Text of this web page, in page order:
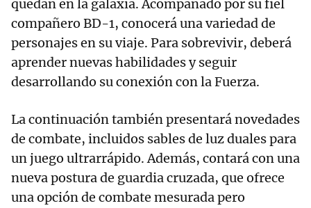
quedan en la galaxia. Acompañado por su fiel
compañero BD-1, conocerá una variedad de
personajes en su viaje. Para sobrevivir, deberá
aprender nuevas habilidades y seguir
desarrollando su conexión con la Fuerza.
La continuación también presentará novedades
de combate, incluidos sables de luz duales para
un juego ultrarrápido. Además, contará con una
nueva postura de guardia cruzada, que ofrece
una opción de combate mesurada pero